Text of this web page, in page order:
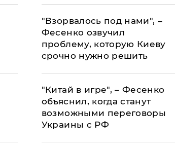
"Взорвалось под нами", –
Фесенко озвучил
проблему, которую Киеву
срочно нужно решить
"Китай в игре", – Фесенко
объяснил, когда станут
возможными переговоры
Украины с РФ